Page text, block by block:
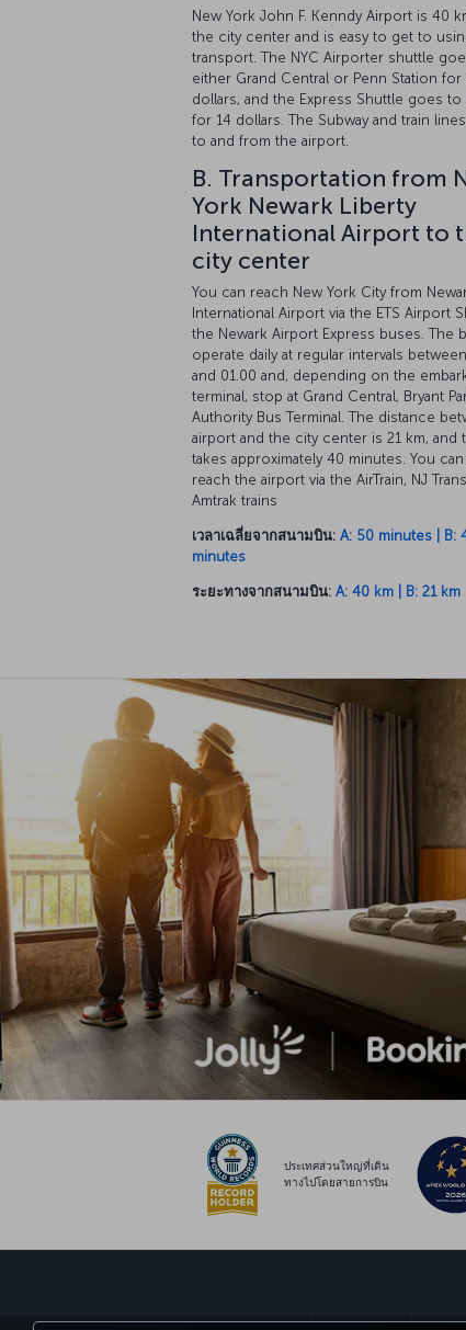
New York John F. Kenndy Airport is 40
the city center and is easy to get to
transport. The NYC Airporter shuttle
either Grand Central or Penn Station for
dollars, and the Express Shuttle goes to
for 14 dollars. The Subway and train
to and from the airport.
B. Transportation from
York Newark Liberty
International Airport to
city center
You can reach New York City from
International Airport via the ETS Airport
the Newark Airport Express buses. The
operate daily at regular intervals
and 01.00 and, depending on the
terminal, stop at Grand Central, Bryant
Authority Bus Terminal. The distance
airport and the city center is 21 km, and
takes approximately 40 minutes. You
reach the airport via the AirTrain, NJ
Amtrak trains
เวลาเฉลี่ยจากสนามบิน: A: 50 minutes | B:
minutes
ระยะทางจากสนามบิน: A: 40 km | B: 21 km
ประเทศส่วนใหญ่ที่เดิน
ทางไปโดยสายการบิน